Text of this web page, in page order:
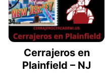
Cerrajeros en
Plainfield – NJ